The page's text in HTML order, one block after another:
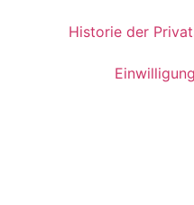
Historie der